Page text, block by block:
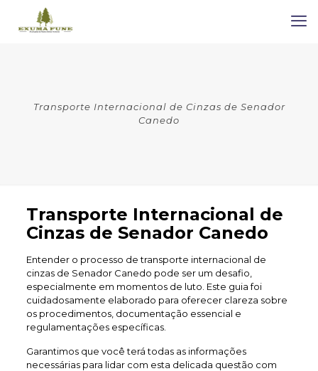
Transporte Internacional de Cinzas de Senador
Canedo
Transporte Internacional de
Cinzas de Senador Canedo
Entender o processo de transporte internacional de
cinzas de Senador Canedo pode ser um desafio,
especialmente em momentos de luto. Este guia foi
cuidadosamente elaborado para oferecer clareza sobre
os procedimentos, documentação essencial e
regulamentações específicas.
Garantimos que você terá todas as informações
necessárias para lidar com esta delicada questão com